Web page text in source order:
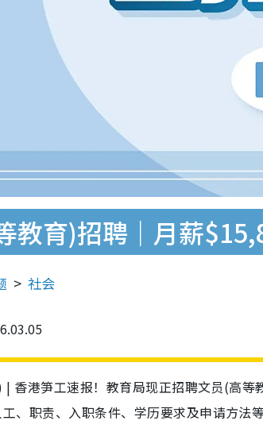
教育)招聘｜月薪
社会
| 香港笋工速报！教育局现正招聘文员(高
、职责、入职条件、学历要求及申请方法